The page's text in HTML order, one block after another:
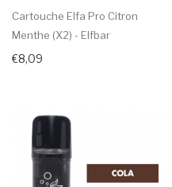
Cartouche Elfa Pro Citron
Menthe (x2) - Elfbar
€8,09